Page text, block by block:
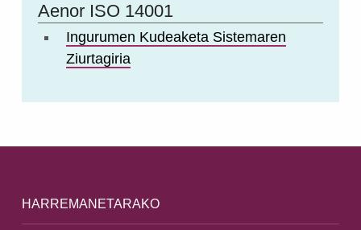
Aenor ISO 14001
Ingurumen Kudeaketa Sistemaren
Ziurtagiria
Skip back to main navigation
HARREMANETARAKO